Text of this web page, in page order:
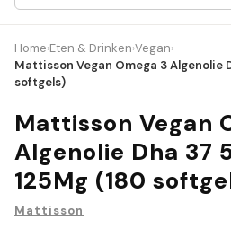
Home›Eten & Drinken›Vegan›
Mattisson Vegan Omega 3 Algenolie
softgels)
Mattisson Vegan
Algenolie Dha 37
125Mg (180
Mattisson